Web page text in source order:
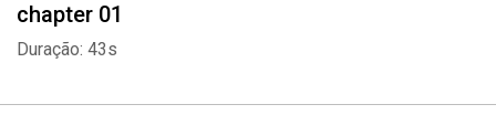
chapter 01
Duração: 43s